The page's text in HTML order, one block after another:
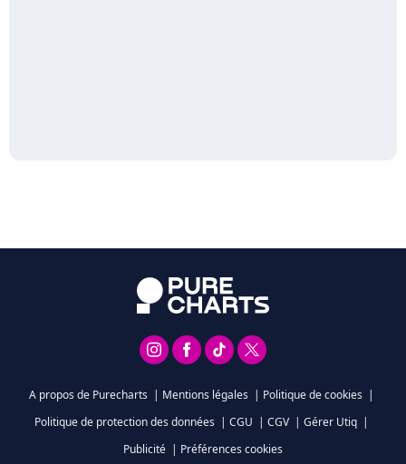
A propos de Purecharts | Mentions légales | Politique de cookies |
Politique de protection des données | CGU | CGV | Gérer Utiq |
Publicité | Préférences cookies